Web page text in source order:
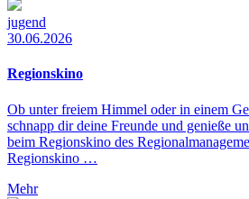
jugend
30.06.2026
Regionskino
Ob unter freiem Himmel oder in einem
schnapp dir deine Freunde und genieße
beim Regionskino des
Regionskino …
Mehr